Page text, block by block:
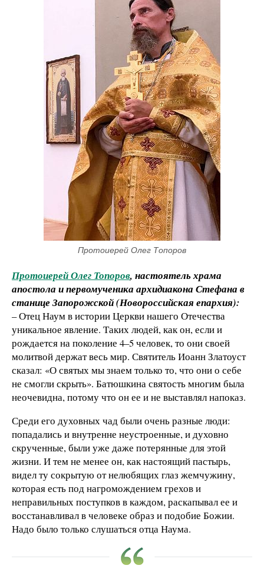
Протоиерей Олег Топоров
Протоиерей Олег Топоров, настоятель храма
апостола и первомученика архидиакона Стефана в
станице Запорожской (Новороссийская епархия):
– Отец Наум в истории Церкви нашего Отечества
уникальное явление. Таких людей, как он, если и
рождается на поколение 4–5 человек, то они своей
молитвой держат весь мир. Святитель Иоанн Златоуст
сказал: «О святых мы знаем только то, что они о себе
не смогли скрыть». Батюшкина святость многим была
неочевидна, потому что он ее и не выставлял напоказ.
Среди его духовных чад были очень разные люди:
попадались и внутренне неустроенные, и духовно
скрученные, были уже даже потерянные для этой
жизни. И тем не менее он, как настоящий пастырь,
видел ту сокрытую от нелюбящих глаз жемчужину,
которая есть под нагромождением грехов и
неправильных поступков в каждом, раскапывал ее и
восстанавливал в человеке образ и подобие Божии.
Надо было только слушаться отца Наума.